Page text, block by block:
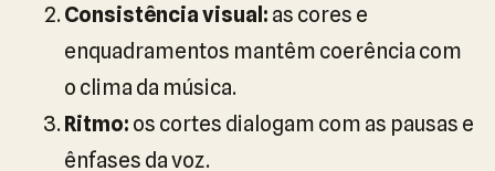
Consistência visual: as cores e
enquadramentos mantêm coerência com
o clima da música.
Ritmo: os cortes dialogam com as pausas e
ênfases da voz.